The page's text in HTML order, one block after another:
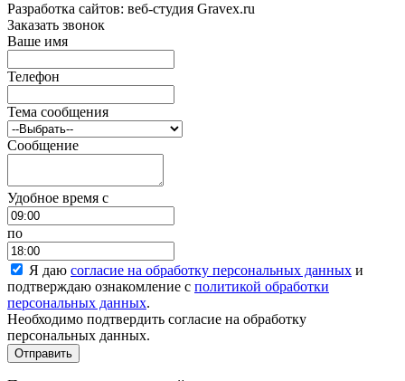
Разработка сайтов: веб-студия Gravex.ru
Заказать звонок
Ваше имя
Телефон
Тема сообщения
Сообщение
Удобное время c
по
Я даю согласие на обработку персональных данных и
подтверждаю ознакомление с политикой обработки
персональных данных.
Необходимо подтвердить согласие на обработку
персональных данных.
Отправить